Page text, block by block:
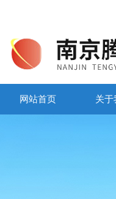
网站首页 关于